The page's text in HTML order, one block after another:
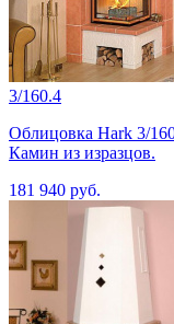
3/160.4
Облицовка Hark 3/
Камин из изразцов.
181 940 руб.